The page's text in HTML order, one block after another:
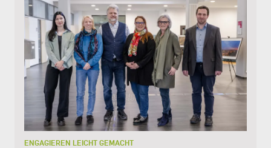
ENGAGIEREN LEICHT GEMACHT